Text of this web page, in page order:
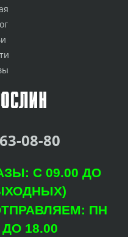
08-80
С 09.00 ДО
ПН
18.00